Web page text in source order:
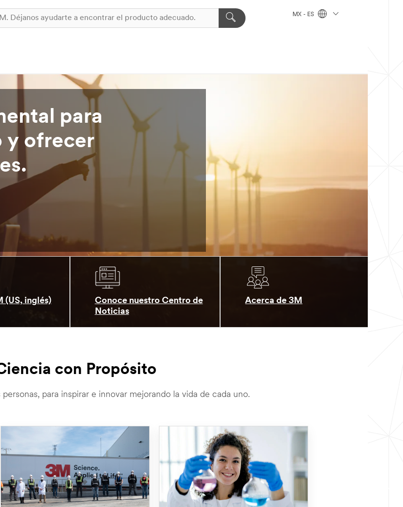
MX - ES
para
y ofrecer
(US, inglés)
Conoce nuestro Centro de
Noticias
Acerca de 3M
con Propósito
para inspirar e innovar mejorando la vida de cada uno.